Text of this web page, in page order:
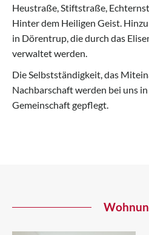
Heustraße, Stiftstraße,
Hinter dem Heiligen Geist.
in Dörentrup, die durch das
verwaltet werden.
Die Selbstständigkeit, das
Nachbarschaft werden bei uns
Gemeinschaft gepflegt.